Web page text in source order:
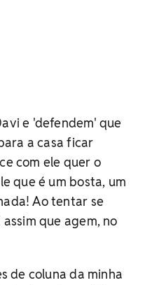
e 'defendem' que
a casa ficar
com ele quer o
que é um bosta, um
Ao tentar se
que agem, no
de coluna da minha